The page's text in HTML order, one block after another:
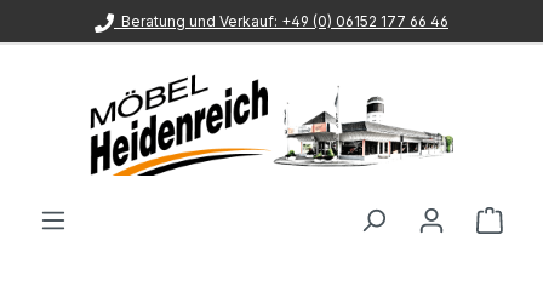
Zum Hauptinhalt springen
Beratung und Verkauf: +49 (0) 06152 177 66 46